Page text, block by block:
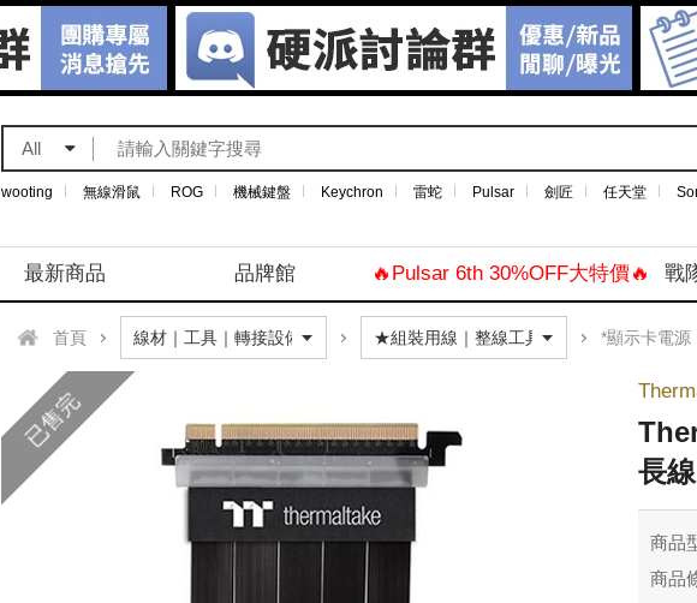
All
wooting 無線滑鼠 ROG 機械鍵盤 Keychron 雷蛇 Pulsar 劍匠 任天堂
最新商品 品牌館 🔥Pulsar 6th 30%OFF大特價🔥 戰
首頁 *顯示卡電源
已售完
長
商品
商品